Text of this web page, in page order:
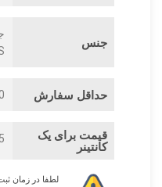
جنس
حداقل سفارش
قیمت برای یک
کانتینر
لطفا در زمان